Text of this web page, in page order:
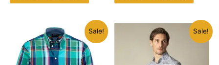
Sale! Sale!